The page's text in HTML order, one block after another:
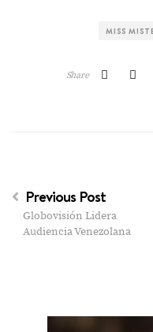
MISS
Share
Previous Post
Globovisión Lidera
Audiencia Venezolana